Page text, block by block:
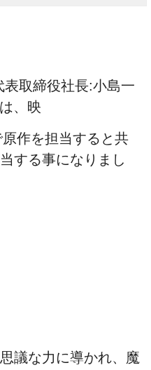
取締役社長:小島一
、映
作を担当すると共
する事になりまし
議な力に導かれ、魔